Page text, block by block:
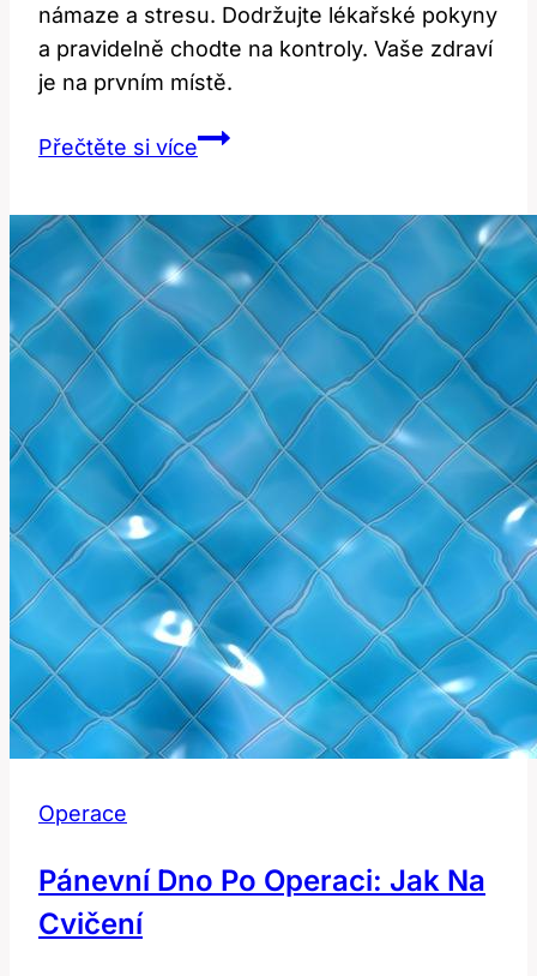
námaze a stresu. Dodržujte lékařské pokyny
a pravidelně chodte na kontroly. Vaše zdraví
je na prvním místě.
Přečtěte si víceKlidový
operaci
štítné
žlázy:
Jak
na
správně
Operace
Pánevní Dno Po Operaci: Jak Na
Cvičení